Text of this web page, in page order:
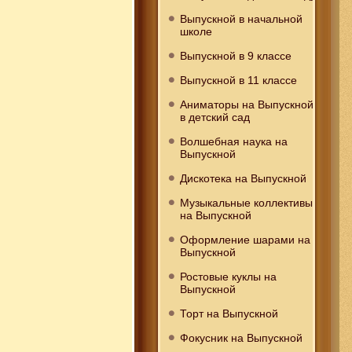
Выпускной в начальной
школе
Выпускной в 9 классе
Выпускной в 11 классе
Аниматоры на Выпускной
в детский сад
Волшебная наука на
Выпускной
Дискотека на Выпускной
Музыкальные коллективы
на Выпускной
Оформление шарами на
Выпускной
Ростовые куклы на
Выпускной
Торт на Выпускной
Фокусник на Выпускной